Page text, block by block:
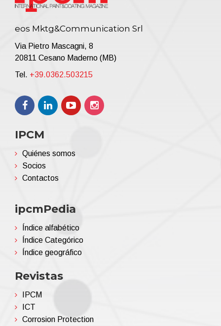
Total separation of oil from solvent, with continuous
Operation data continuous detection
Remote connection via internet
Easy accessibility for maintenance purposes.
eos Mktg&Communication Srl
Via Pietro Mascagni, 8
20811 Cesano Maderno (MB)
Tel. +39.0362.503215
IPCM
Quiénes somos
Socios
Contactos
ipcmPedia
Índice alfabético
Índice Categórico
Índice geográfico
Revistas
IPCM
ICT
Corrosion Protection